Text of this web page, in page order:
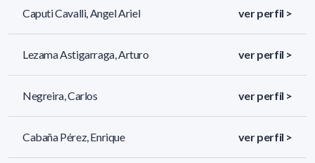
Caputi Cavalli, Angel Ariel ver perfil >
Lezama Astigarraga, Arturo ver perfil >
Negreira, Carlos ver perfil >
Cabaña Pérez, Enrique ver perfil >